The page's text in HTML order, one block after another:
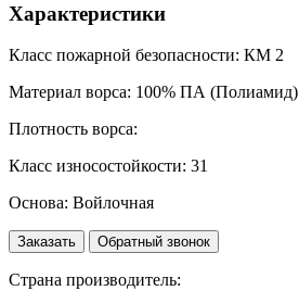
Характеристики
Класс пожарной безопасности: КМ 2
Материал ворса: 100% ПА (Полиамид)
Плотность ворса:
Класс износостойкости: 31
Основа: Войлочная
Заказать Обратный звонок
Страна производитель: